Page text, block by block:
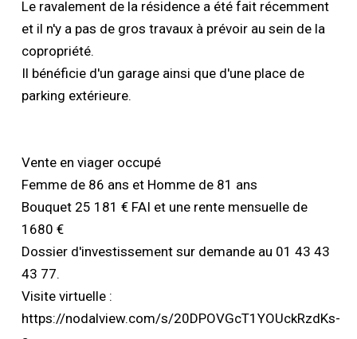
Le ravalement de la résidence a été fait récemment
et il n'y a pas de gros travaux à prévoir au sein de la
copropriété.
Il bénéficie d'un garage ainsi que d'une place de
parking extérieure.
Vente en viager occupé
Femme de 86 ans et Homme de 81 ans
Bouquet 25 181 € FAI et une rente mensuelle de
1680 €
Dossier d'investissement sur demande au 01 43 43
43 77.
Visite virtuelle :
https://nodalview.com/s/20DPOVGcT1YOUckRzdKs-